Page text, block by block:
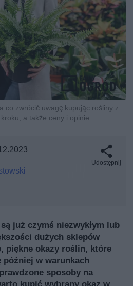
co zwrócić uwagę kupując rośliny z
a także ceny i opinie
Udostępnij
już czymś niezwykłym lub
dużych sklepów
piękne okazy roślin, które
w warunkach
sposoby na
kupić wybrany okaz w